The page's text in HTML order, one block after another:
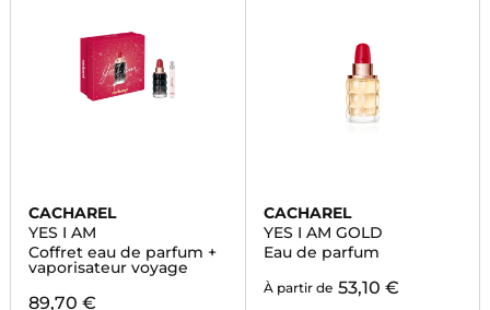
CACHAREL
YES I AM
Coffret eau de parfum +
vaporisateur voyage
89,70 €
CACHAREL
YES I AM GOLD
Eau de parfum
À partir de 53,10 €